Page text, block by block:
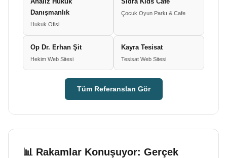
Danışmanlık
Hukuk Ofisi
Çocuk Oyun Parkı & Cafe
Op Dr. Erhan Şit
Hekim Web Sitesi
Kayra Tesisat
Tesisat Web Sitesi
Tüm Referansları Gör
📊 Rakamlar Konuşuyor: Gerçek